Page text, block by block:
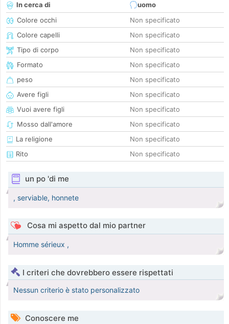
In cerca di
uomo
Colore occhi
Non specificato
Colore capelli
Non specificato
Tipo di corpo
Non specificato
Formato
Non specificato
peso
Non specificato
Avere figli
Non specificato
Vuoi avere figli
Non specificato
Mosso dall'amore
Non specificato
La religione
Non specificato
Rito
Non specificato
un po 'di me
, serviable, honnete
Cosa mi aspetto dal mio partner
Homme sérieux ,
I criteri che dovrebbero essere rispettati
Nessun criterio è stato personalizzato
Conoscere me